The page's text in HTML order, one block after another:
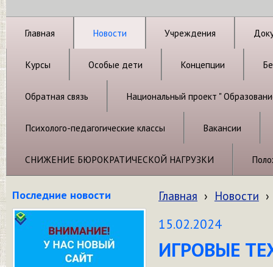
Главная Новости Учреждения
Курсы Особые дети Концепции
Обратная связь Национальный проект "
Психолого-педагогические классы Вакансии
СНИЖЕНИЕ БЮРОКРАТИЧЕСКОЙ НАГРУЗКИ
Последние новости Главная › Новости ›
15.02.2024
ИГРОВЫЕ